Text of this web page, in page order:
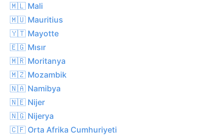
🇲🇱 Mali
🇲🇺 Mauritius
🇾🇹 Mayotte
🇪🇬 Mısır
🇲🇷 Moritanya
🇲🇿 Mozambik
🇳🇦 Namibya
🇳🇪 Nijer
🇳🇬 Nijerya
🇨🇫 Orta Afrika Cumhuriyeti